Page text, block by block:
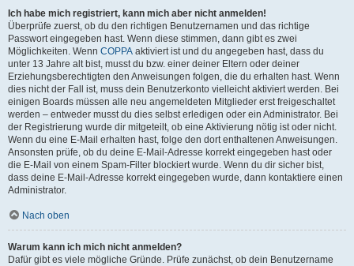
Ich habe mich registriert, kann mich aber nicht anmelden!
Überprüfe zuerst, ob du den richtigen Benutzernamen und das richtige
Passwort eingegeben hast. Wenn diese stimmen, dann gibt es zwei
Möglichkeiten. Wenn COPPA aktiviert ist und du angegeben hast, dass du
unter 13 Jahre alt bist, musst du bzw. einer deiner Eltern oder deiner
Erziehungsberechtigten den Anweisungen folgen, die du erhalten hast. Wenn
dies nicht der Fall ist, muss dein Benutzerkonto vielleicht aktiviert werden. Bei
einigen Boards müssen alle neu angemeldeten Mitglieder erst freigeschaltet
werden – entweder musst du dies selbst erledigen oder ein Administrator. Bei
der Registrierung wurde dir mitgeteilt, ob eine Aktivierung nötig ist oder nicht.
Wenn du eine E-Mail erhalten hast, folge den dort enthaltenen Anweisungen.
Ansonsten prüfe, ob du deine E-Mail-Adresse korrekt eingegeben hast oder
die E-Mail von einem Spam-Filter blockiert wurde. Wenn du dir sicher bist,
dass deine E-Mail-Adresse korrekt eingegeben wurde, dann kontaktiere einen
Administrator.
Nach oben
Warum kann ich mich nicht anmelden?
Dafür gibt es viele mögliche Gründe. Prüfe zunächst, ob dein Benutzername